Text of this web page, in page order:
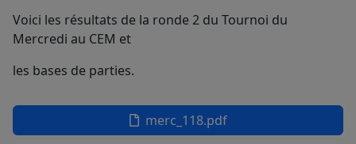
Voici les résultats de la ronde 2 du Tournoi du
Mercredi au CEM et
les bases de parties.
merc_118.pdf